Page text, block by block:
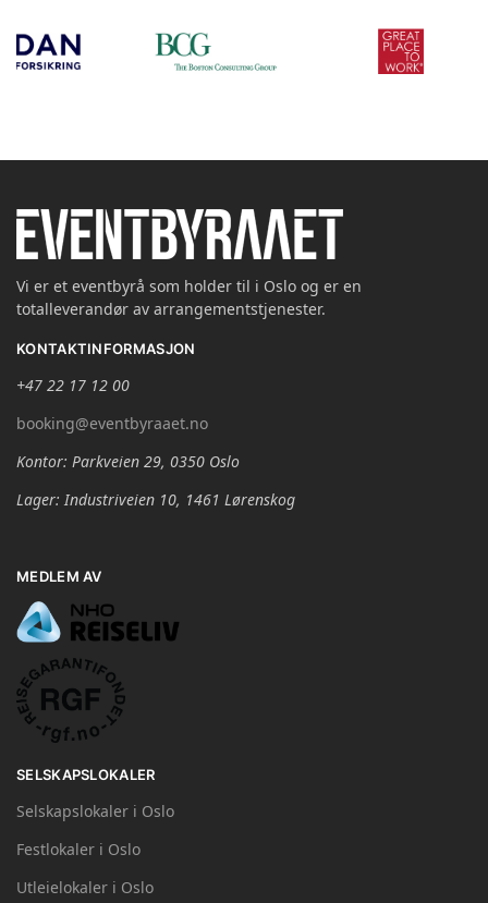
Vi er et eventbyrå som holder til i Oslo og er en
totalleverandør av arrangementstjenester.
KONTAKTINFORMASJON
+47 22 17 12 00
booking@eventbyraaet.no
Kontor: Parkveien 29, 0350 Oslo
Lager: Industriveien 10, 1461 Lørenskog
MEDLEM AV
SELSKAPSLOKALER
Selskapslokaler i Oslo
Festlokaler i Oslo
Utleielokaler i Oslo